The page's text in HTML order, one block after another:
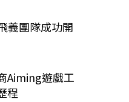
義團隊成功開
Aiming遊戲工
程